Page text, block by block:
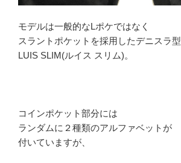
モデルは一般的なLポケではなく
スラントポケットを採用したデニスラ型
LUIS SLIM(ルイス スリム)。
コインポケット部分には
ランダムに２種類のアルファベットが
付いていますが、